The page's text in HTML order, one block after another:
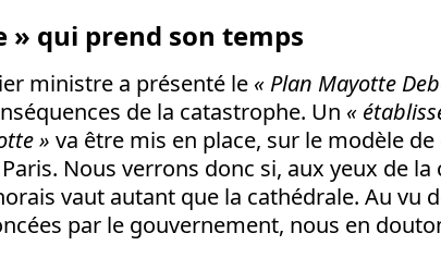
» qui prend son temps
ministre a présenté le « Plan Mayotte
de la catastrophe. Un «
» va être mis en place, sur le modèle de
Nous verrons donc si, aux yeux de la
vaut autant que la cathédrale. Au vu
par le gouvernement, nous en